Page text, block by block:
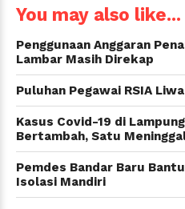
You may also like...
Penggunaan Anggaran
Lambar Masih Direkap
Puluhan Pegawai RSIA
Kasus Covid-19 di
Bertambah, Satu
Pemdes Bandar Baru
Isolasi Mandiri